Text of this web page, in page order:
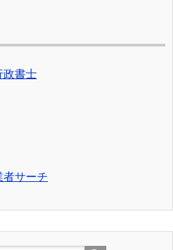
政書士
者サーチ